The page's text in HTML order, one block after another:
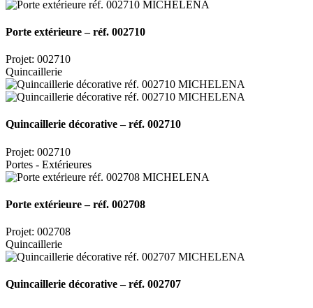
Porte extérieure – réf. 002710
Projet: 002710
Quincaillerie
Quincaillerie décorative – réf. 002710
Projet: 002710
Portes - Extérieures
Porte extérieure – réf. 002708
Projet: 002708
Quincaillerie
Quincaillerie décorative – réf. 002707